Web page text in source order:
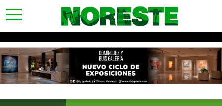
toggle
navigation